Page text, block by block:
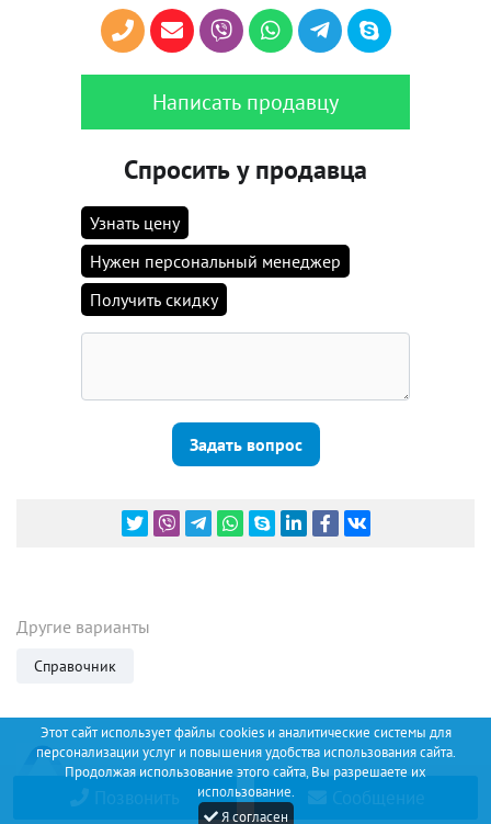
Этот сайт использует файлы cookies и аналитические системы для
персонализации услуг и повышения удобства использования сайта.
Продолжая использование этого сайта, Вы разрешаете их
использование.
Я согласен
Написать продавцу
Спросить у продавца
Узнать цену
Нужен персональный менеджер
Получить скидку
Задать вопрос
Другие варианты
Справочник
Позвонить Сообщение
Discount